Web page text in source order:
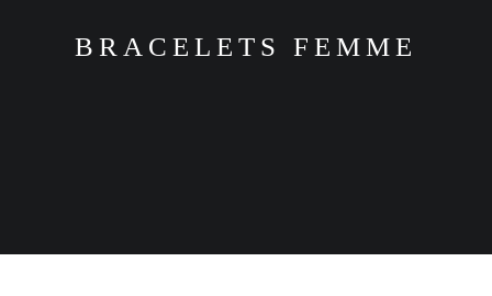
BONS PLANSBRACELETS FEMME